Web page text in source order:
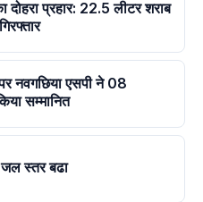
दोहरा प्रहार: 22.5 लीटर शराब
नवगछिया एसपी ने 08
सम्मानित
जल स्तर बढा